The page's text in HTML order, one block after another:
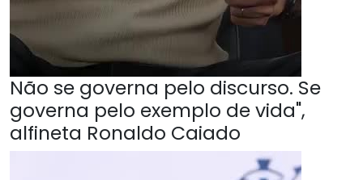
Não se governa pelo discurso. Se
governa pelo exemplo de vida",
alfineta Ronaldo Caiado